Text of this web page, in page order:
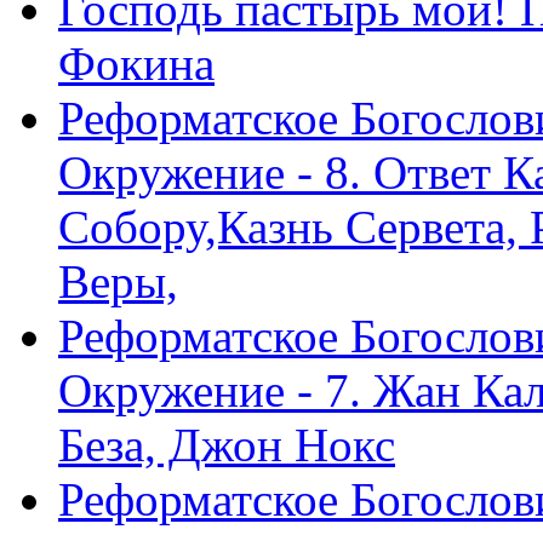
Фокина
Реформатское
Окружение - 8. Ответ
Собору,Казнь Сервета,
Веры,
Реформатское
Окружение - 7. Жан
Беза, Джон Нокс
Реформатское